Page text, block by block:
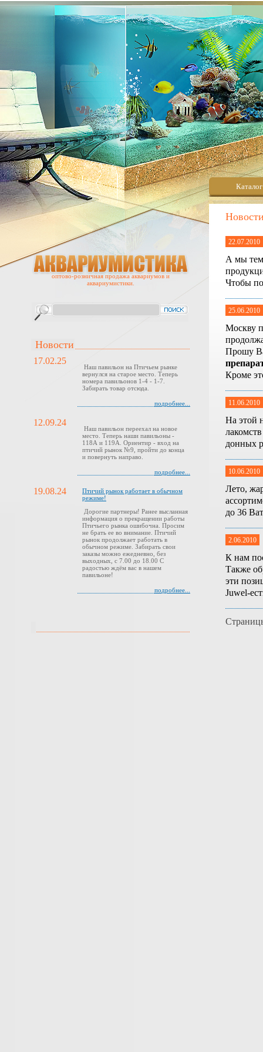
Каталог
22.07.2010
А мы тем
Чтобы
25.06.2010
Москву
Прошу
Кроме
11.06.2010
На этой
донных
10.06.2010
Лето,
до 36
2.06.2010
К нам
Также
эти
Juwel-
оптово-розничная продажа аквариумов и
аквариумистики.
Новости
17.02.25
Наш павильон на Птичьем рынке
вернулся на старое место. Теперь
номера павильонов 1-4 - 1-7.
Забирать товар отсюда.
подробнее...
12.09.24
Наш павильон переехал на новое
место. Теперь наши павильоны -
118А и 119А. Ориентир - вход на
птичий рынок №9, пройти до конца
и повернуть направо.
подробнее...
19.08.24
Птичий рынок работает в обычном
режиме!
Дорогие партнеры! Ранее высланная
информация о прекращении работы
Птичьего рынка ошибочна. Просим
не брать ее во внимание. Птичий
рынок продолжает работать в
обычном режиме. Забирать свои
заказы можно ежедневно, без
выходных, с 7.00 до 18.00 С
радостью ждём вас в нашем
павильоне!
подробнее...